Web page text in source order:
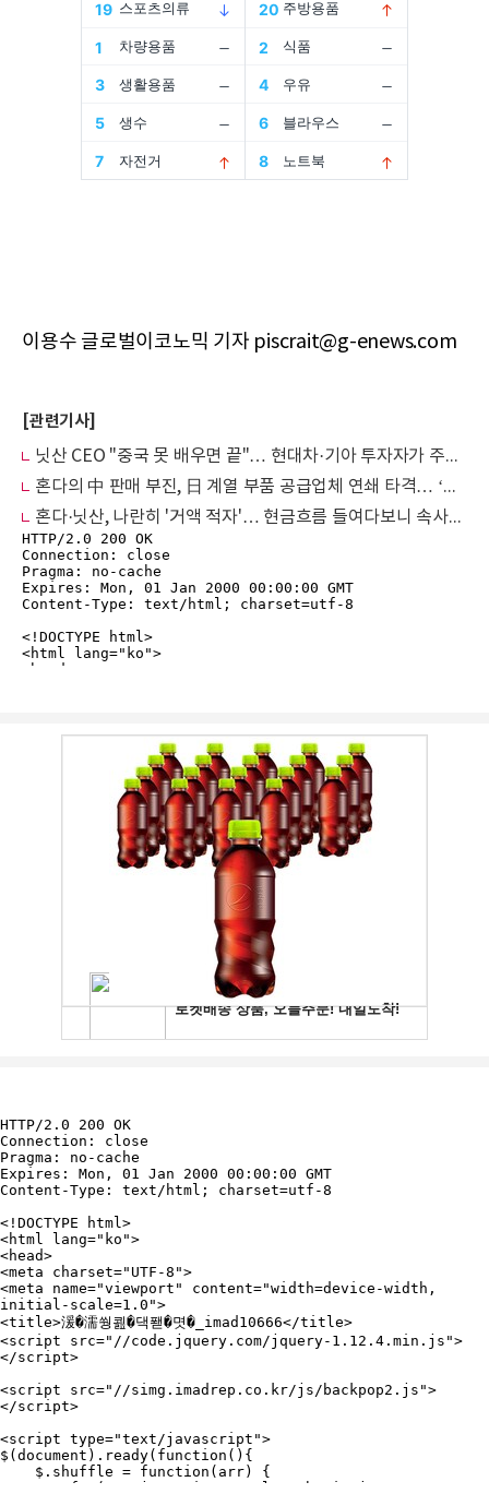
이용수 글로벌이코노믹 기자 piscrait@g-enews.com
[관련기사]
닛산 CEO "중국 못 배우면 끝"… 현대차·기아 투자자가 주목해야 할 이유
혼다의 中 판매 부진, 日 계열 부품 공급업체 연쇄 타격… ‘탈혼다’ 독자 생존 모색
혼다·닛산, 나란히 '거액 적자'… 현금흐름 들여다보니 속사정은 '극과 극’